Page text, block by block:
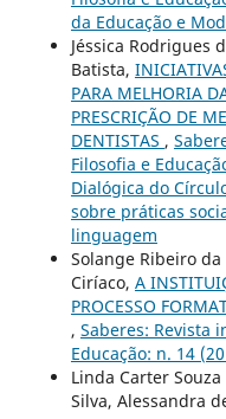
da Educação e
Jéssica Rodrigues
Batista,
PARA MELHORIA
PRESCRIÇÃO DE
DENTISTAS ,
Filosofia e
Dialógica do
sobre práticas
linguagem
Solange Ribeiro
Ciríaco, A
PROCESSO
, Saberes: Revista
Educação: n. 14
Linda Carter
Silva, Alessandra